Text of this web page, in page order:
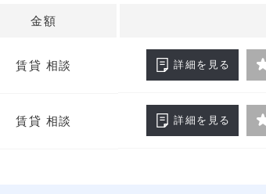
金額
賃貸 相談 詳細を見る
賃貸 相談 詳細を見る